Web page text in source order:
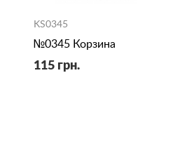
KS0345
№0345 Корзина
115 грн.